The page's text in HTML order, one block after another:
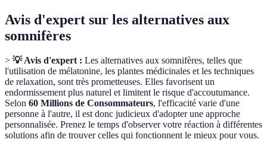
Avis d'expert sur les alternatives aux
somnifères
> 💡 Avis d'expert : Les alternatives aux somnifères, telles que
l'utilisation de mélatonine, les plantes médicinales et les techniques
de relaxation, sont très prometteuses. Elles favorisent un
endormissement plus naturel et limitent le risque d'accoutumance.
Selon 60 Millions de Consommateurs, l'efficacité varie d'une
personne à l'autre, il est donc judicieux d'adopter une approche
personnalisée. Prenez le temps d'observer votre réaction à différentes
solutions afin de trouver celles qui fonctionnent le mieux pour vous.